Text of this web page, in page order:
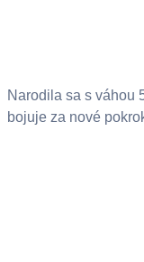
Narodila sa s váhou
bojuje za nové